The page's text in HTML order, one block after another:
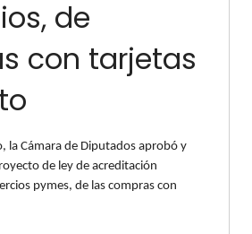
de
con tarjetas
la Cámara de Diputados aprobó y
de ley de acreditación
pymes, de las compras con